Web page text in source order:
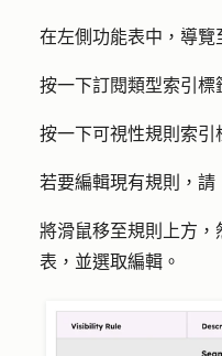
在左側功能表中，導覽
按一下訂閱類型索引標
按一下可視性規則 索引
若要編輯現有規則，請
將滑鼠移至規則上方，
表，並選取編輯 。